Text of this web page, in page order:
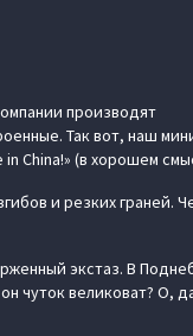
производят
Так вот, наш
China!» (в хорошем
и резких граней.
экстаз. В
чуток великоват? О,